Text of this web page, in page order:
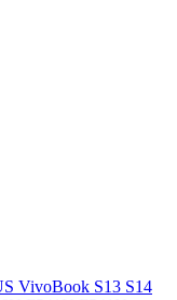
VivoBook S13 S14